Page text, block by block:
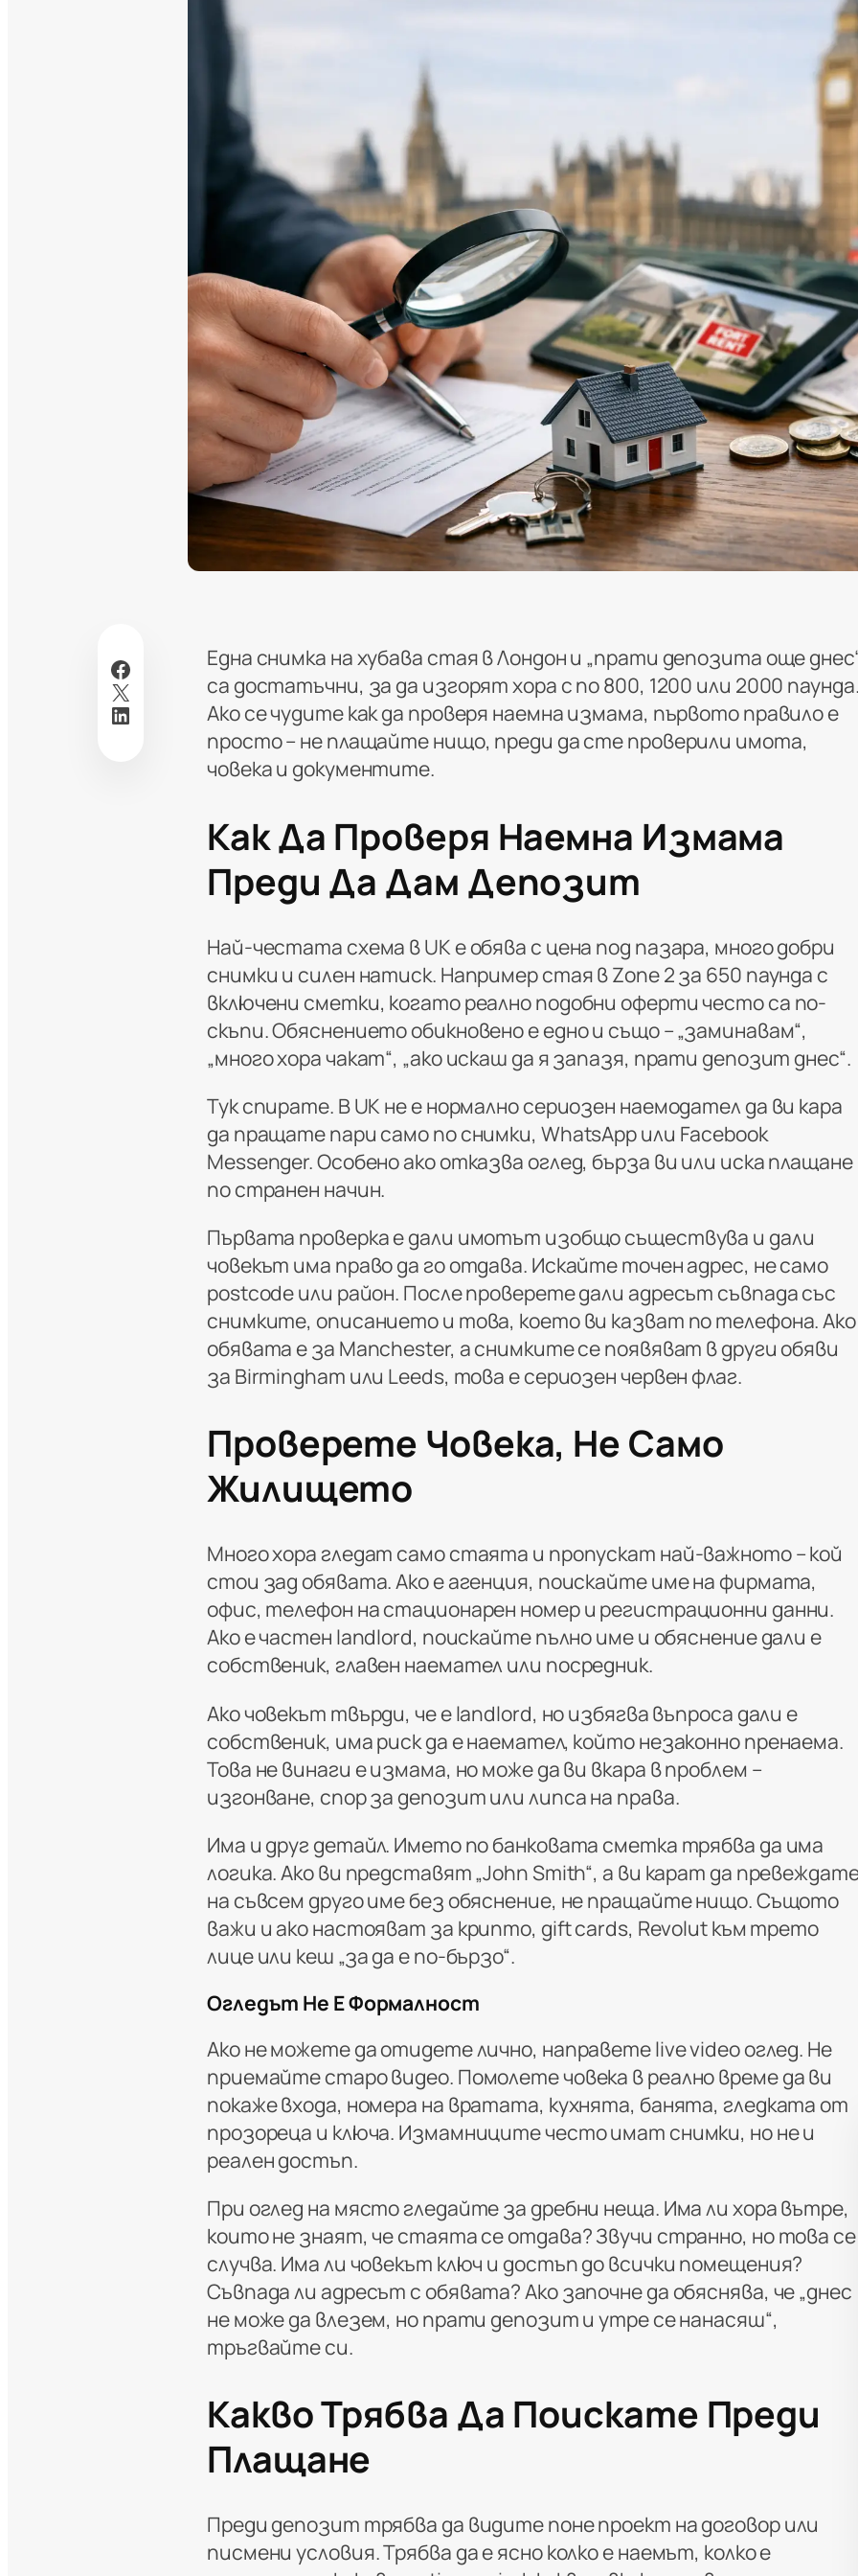
Facebook
X
LinkedIn
Една снимка на хубава стая в Лондон и „прати депозита още
са достатъчни, за да изгорят хора с по 800, 1200 или 2000 паунда.
Ако се чудите как да проверя наемна измама, първото правило е
просто – не плащайте нищо, преди да сте проверили имота,
човека и документите.
Как Да Проверя Наемна Измама
Преди Да Дам Депозит
Най-честата схема в UK е обява с цена под пазара, много добри
снимки и силен натиск. Например стая в Zone 2 за 650 паунда с
включени сметки, когато реално подобни оферти често са по-
скъпи. Обяснението обикновено е едно и също – „заминавам“,
„много хора чакат“, „ако искаш да я запазя, прати депозит днес“.
Тук спирате. В UK не е нормално сериозен наемодател да ви кара
да пращате пари само по снимки, WhatsApp или Facebook
Messenger. Особено ако отказва оглед, бърза ви или иска плащане
по странен начин.
Първата проверка е дали имотът изобщо съществува и дали
човекът има право да го отдава. Искайте точен адрес, не само
postcode или район. После проверете дали адресът съвпада със
снимките, описанието и това, което ви казват по телефона. Ако
обявата е за Manchester, а снимките се появяват в други обяви
за Birmingham или Leeds, това е сериозен червен флаг.
Проверете Човека, Не Само
Жилището
Много хора гледат само стаята и пропускат най-важното – кой
стои зад обявата. Ако е агенция, поискайте име на фирмата,
офис, телефон на стационарен номер и регистрационни данни.
Ако е частен landlord, поискайте пълно име и обяснение дали е
собственик, главен наемател или посредник.
Ако човекът твърди, че е landlord, но избягва въпроса дали е
собственик, има риск да е наемател, който незаконно пренаема.
Това не винаги е измама, но може да ви вкара в проблем –
изгонване, спор за депозит или липса на права.
Има и друг детайл. Името по банковата сметка трябва да има
логика. Ако ви представят „John Smith“, а ви карат да
на съвсем друго име без обяснение, не пращайте нищо. Същото
важи и ако настояват за крипто, gift cards, Revolut към трето
лице или кеш „за да е по-бързо“.
Огледът Не Е Формалност
Ако не можете да отидете лично, направете live video оглед. Не
приемайте старо видео. Помолете човека в реално време да ви
покаже входа, номера на вратата, кухнята, банята, гледката от
прозореца и ключа. Измамниците често имат снимки, но не и
реален достъп.
При оглед на място гледайте за дребни неща. Има ли хора вътре,
които не знаят, че стаята се отдава? Звучи странно, но това се
случва. Има ли човекът ключ и достъп до всички помещения?
Съвпада ли адресът с обявата? Ако започне да обяснява, че „днес
не може да влезем, но прати депозит и утре се нанасяш“,
тръгвайте си.
Какво Трябва Да Поискате Преди
Плащане
Преди депозит трябва да видите поне проект на договор или
писмени условия. Трябва да е ясно колко е наемът, колко е